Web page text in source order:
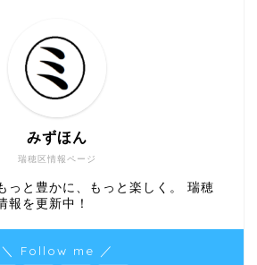
瑞穂区情報ページ
みずほん
っと豊かに、もっと楽しく。 瑞穂
報を更新中！
＼ Follow me ／